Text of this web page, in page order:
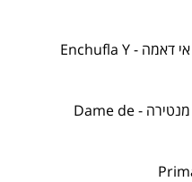
אנשופלה אי דאמה - Enchufla Y
דאמה דה מנטירה - Dame de